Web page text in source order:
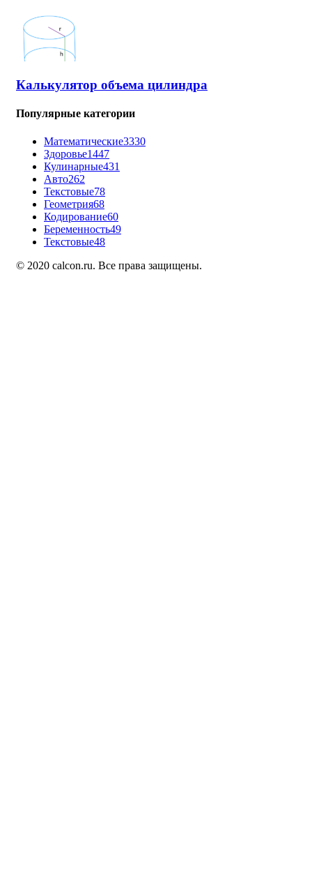
Калькулятор объема цилиндра
Популярные категории
Математические3330
Здоровье1447
Кулинарные431
Авто262
Текстовые78
Геометрия68
Кодирование60
Беременность49
Текстовые48
© 2020 calcon.ru. Все права защищены.